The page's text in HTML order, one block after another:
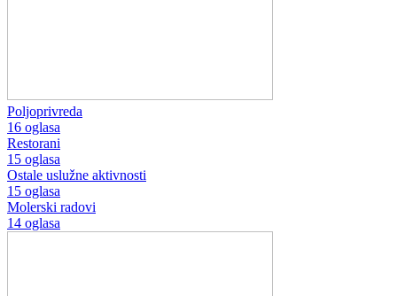
Poljoprivreda
16 oglasa
Restorani
15 oglasa
Ostale uslužne aktivnosti
15 oglasa
Molerski radovi
14 oglasa